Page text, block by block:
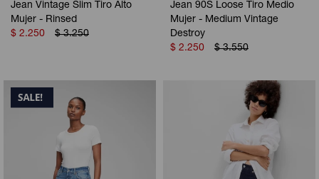
Jean Vintage Slim Tiro Alto
Mujer - Rinsed
$ 2.250 $ 3.250
Jean 90S Loose Tiro Medio
Mujer - Medium Vintage
Destroy
$ 2.250 $ 3.550